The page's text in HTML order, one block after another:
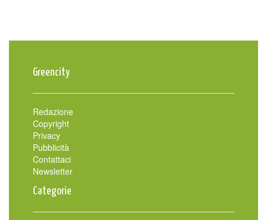
Greencity
Redazione
Copyright
Privacy
Pubblicità
Contattaci
Newsletter
Categorie